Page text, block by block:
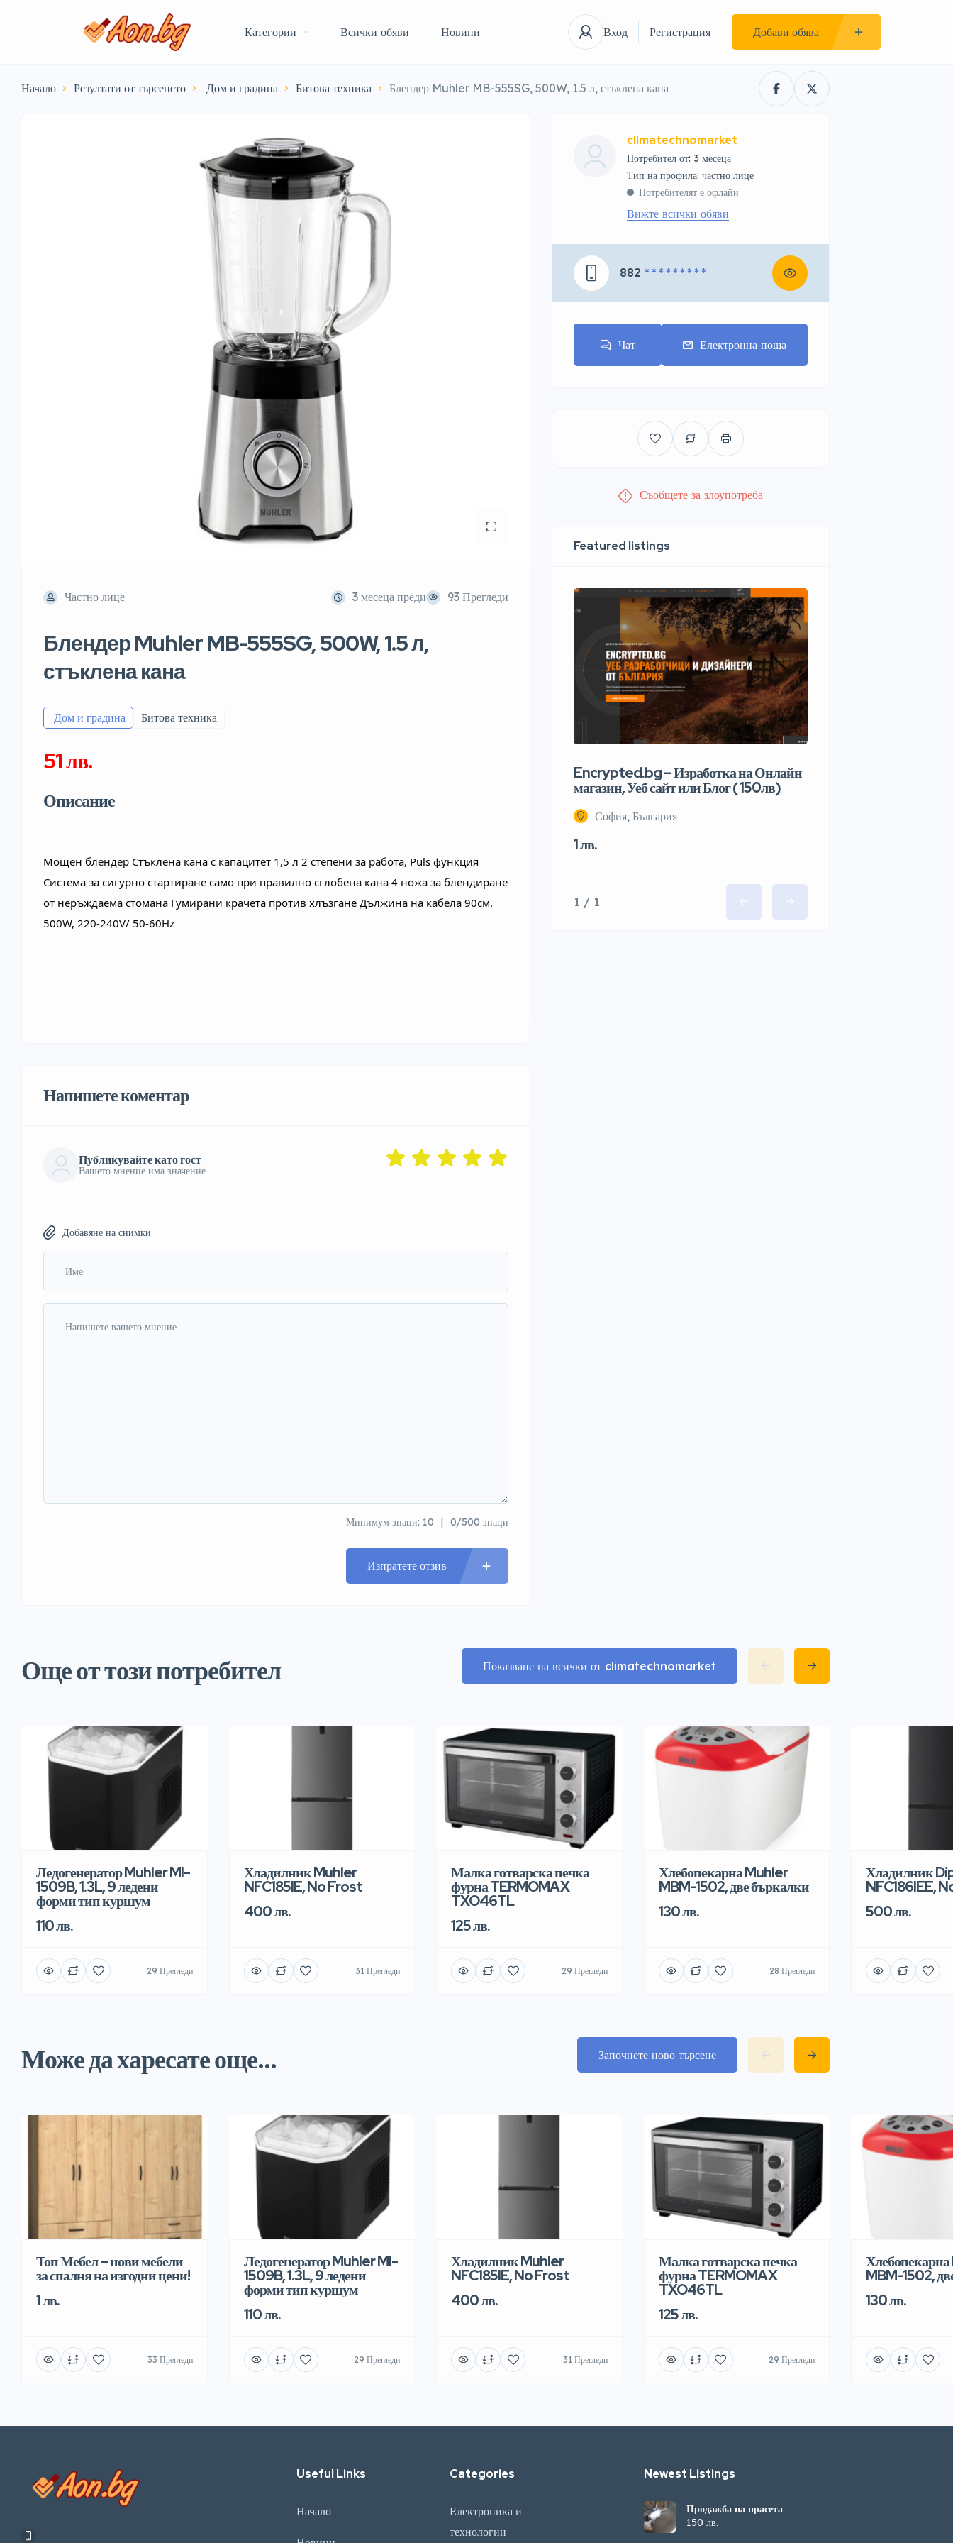
Категории Всички обяви Новини Вход Регистрация Добави обява
Начало Резултати от търсенето ️ Дом и градина Битова техника Блендер Muhler MB-555SG, 500W, 1.5 л, стъклена кана
Частно лице 3 месеца преди 93 Прегледи
Блендер Muhler MB-555SG, 500W, 1.5 л,
стъклена кана
️ Дом и градина Битова техника
51 лв.
Описание
Мощен блендер Стъклена кана с капацитет 1,5 л 2 степени за работа, Puls функция
Система за сигурно стартиране само при правилно сглобена кана 4 ножа за блендиране
от неръждаема стомана Гумирани крачета против хлъзгане Дължина на кабела 90см.
500W, 220-240V/ 50-60Hz
Напишете коментар
Публикувайте като гост
Вашето мнение има значение
Добавяне на снимки
Минимум знаци: 10 0/500 знаци
Изпратете отзив
climatechnomarket
Потребител от: 3 месеца
тип на профила: частно лице
Потребителят е офлайн
Вижте всички обяви
882 * * * * * * * * *
Чат Електронна поща
Съобщете за злоупотреба
Featured listings
Encrypted.bg – Изработка на Онлайн
магазин, Уеб сайт или Блог ( 150лв)
София, България
1 лв.
1 / 1
Още от този потребител Показване на всички от climatechnomarket
Ледогенератор Muhler MI-
1509B, 1.3L, 9 ледени
форми тип куршум
110 лв.
29 Прегледи
Хладилник Muhler
NFC185IE, No Frost
400 лв.
31 Прегледи
Малка готварска печка
фурна TERMOMAX
TXO46TL
125 лв.
29 Прегледи
Хлебопекарна Muhler
MBM-1502, две бъркалки
130 лв.
28 Прегледи
Хладилник
NFC186IEE,
500 лв.
Може да харесате още... Започнете ново търсене
Топ Мебел – нови мебели
за спалня на изгодни цени!
1 лв.
33 Прегледи
Ледогенератор Muhler MI-
1509B, 1.3L, 9 ледени
форми тип куршум
110 лв.
29 Прегледи
Хладилник Muhler
NFC185IE, No Frost
400 лв.
31 Прегледи
Малка готварска печка
фурна TERMOMAX
TXO46TL
125 лв.
29 Прегледи
MBM-1502,
130 лв.
Useful Links
Начало
Categories
Електроника и
технологии
Newest Listings​
Продажба на прасета
150 лв.